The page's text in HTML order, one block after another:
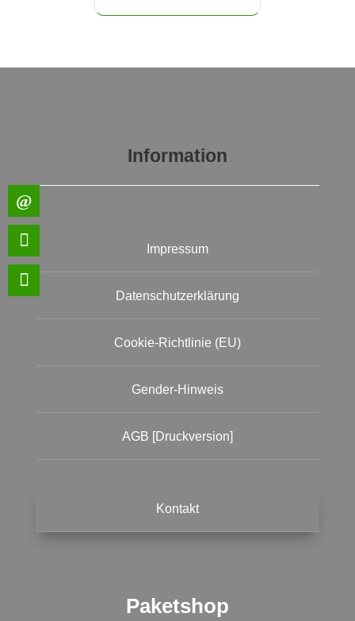
Information
Impressum
Datenschutzerklärung
Cookie-Richtlinie (EU)
Gender-Hinweis
AGB [Druckversion]
Kontakt
Paketshop